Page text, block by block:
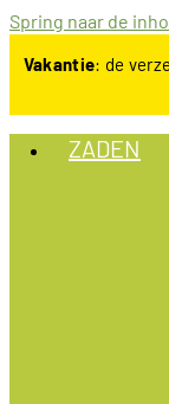
Spring naar de
Vakantie: de
ZADEN